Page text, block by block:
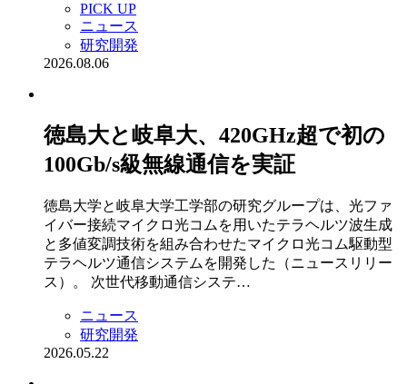
PICK UP
ニュース
研究開発
2026.08.06
徳島大と岐阜大、420GHz超で初の
100Gb/s級無線通信を実証
徳島大学と岐阜大学工学部の研究グループは、光ファ
イバー接続マイクロ光コムを用いたテラヘルツ波生成
と多値変調技術を組み合わせたマイクロ光コム駆動型
テラヘルツ通信システムを開発した（ニュースリリー
ス）。 次世代移動通信システ…
ニュース
研究開発
2026.05.22